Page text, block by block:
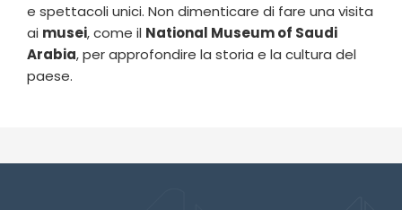
e spettacoli unici. Non dimenticare di fare una visita
ai musei, come il National Museum of Saudi
Arabia, per approfondire la storia e la cultura del
paese.